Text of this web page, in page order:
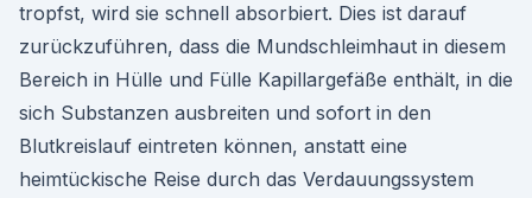
tropfst, wird sie schnell absorbiert. Dies ist darauf
zurückzuführen, dass die Mundschleimhaut in diesem
Bereich in Hülle und Fülle Kapillargefäße enthält, in die
sich Substanzen ausbreiten und sofort in den
Blutkreislauf eintreten können, anstatt eine
heimtückische Reise durch das Verdauungssystem